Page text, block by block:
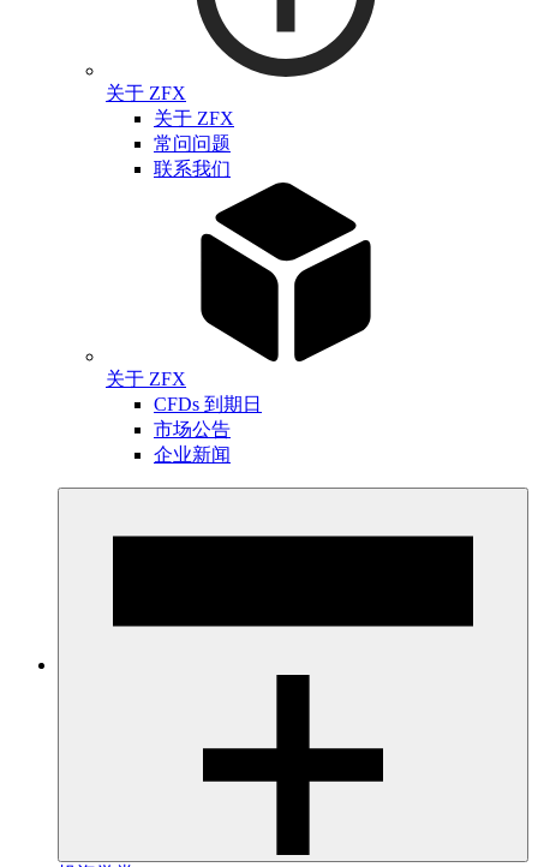
关于 ZFX
关于 ZFX
常问问题
联系我们
关于 ZFX
CFDs 到期日
市场公告
企业新闻